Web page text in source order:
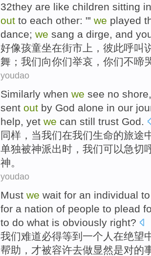
32they are like children sitting
out to each other: "' we played
dance; we sang a dirge, and
好像孩童坐在街市上 ， 彼此呼叫
舞 ；我们向你们举哀 ，你们不啼
youdao
Similarly when we see no shore
sent out by God alone in our
help, yet we can still trust God.
同样 ， 当我们在我们生命的旅途
单独被神派出时，我们可以急切
神。
youdao
Must we wait for an individual
for a nation of people to plead
to do what is obviously right?
我们难道必得等到 一个 人 在绝望
帮助 ， 才被容许去做显然是对的